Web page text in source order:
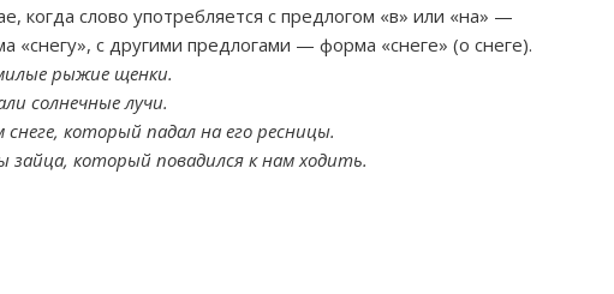
когда слово употребляется с предлогом «в» или «на» —
«снегу», с другими предлогами — форма «снеге» (о снеге).
рыжие щенки.
солнечные лучи.
который падал на его ресницы.
зайца, который повадился к нам ходить.